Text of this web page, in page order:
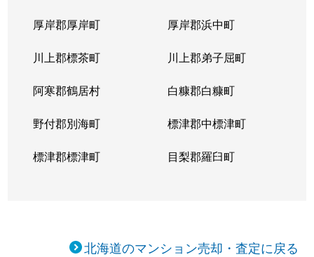
厚岸郡厚岸町 厚岸郡浜中町
川上郡標茶町 川上郡弟子屈町
阿寒郡鶴居村 白糠郡白糠町
野付郡別海町 標津郡中標津町
標津郡標津町 目梨郡羅臼町
北海道のマンション売却・査定に戻る